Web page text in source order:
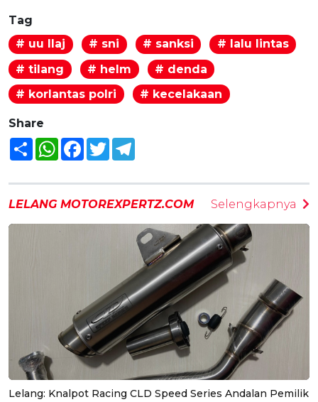
Tag
# uu llaj
# sni # sanksi
# lalu lintas
# tilang
# helm
# denda
# korlantas polri
# kecelakaan
Share
Share WhatsAppFacebook
Twitter
LELANG MOTOREXPERTZ.COM Selengkapnya
Lelang: Knalpot Racing CLD Speed Series Andalan Pemilik